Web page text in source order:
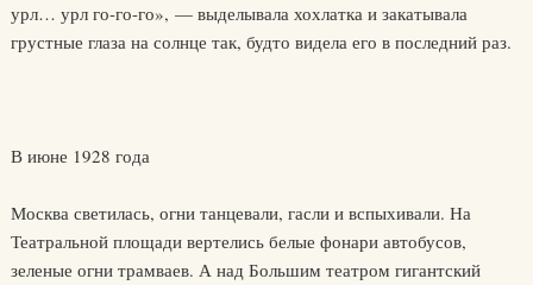
урл… урл го-го-го», — выделывала хохлатка и закатывала
грустные глаза на солнце так, будто видела его в последний раз.
В июне 1928 года
Москва светилась, огни танцевали, гасли и вспыхивали. На
Театральной площади вертелись белые фонари автобусов,
зеленые огни трамваев. А над Большим театром гигантский